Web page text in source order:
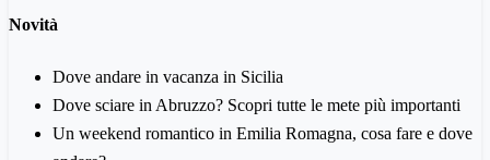
Novità
Dove andare in vacanza in Sicilia
Dove sciare in Abruzzo? Scopri tutte le mete più importanti
Un weekend romantico in Emilia Romagna, cosa fare e dove